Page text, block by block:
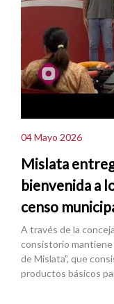
04 Mayo 2026
Mislata
bienvenida a
censo
A través de la
consistorio
de Mislata", que
productos básicos